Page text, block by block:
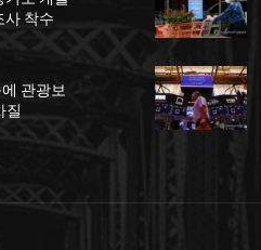
사 착수
관광보
질